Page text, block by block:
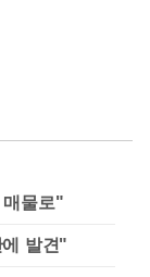
매물로"
발견"